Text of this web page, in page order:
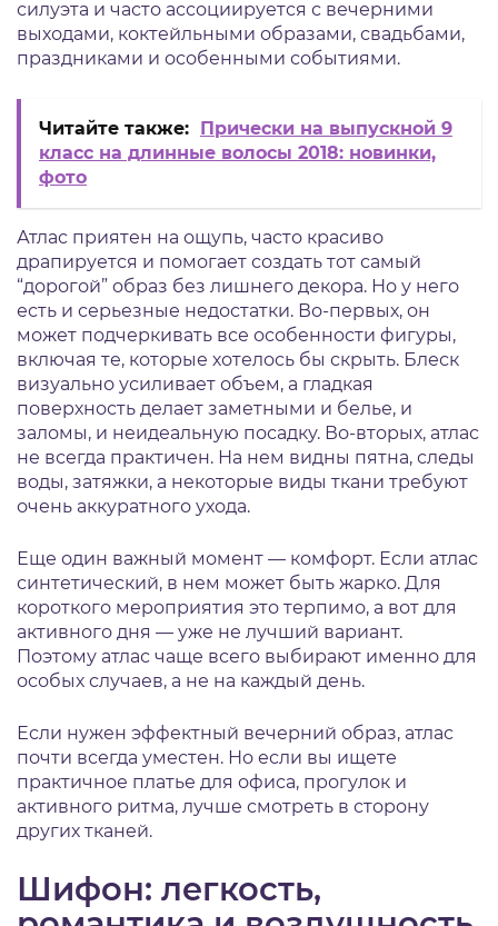
силуэта и часто ассоциируется с вечерними
выходами, коктейльными образами, свадьбами,
праздниками и особенными событиями.
Читайте также:
Прически на выпускной 9
класс на длинные волосы 2018: новинки,
фото
Атлас приятен на ощупь, часто красиво
драпируется и помогает создать тот самый
“дорогой” образ без лишнего декора. Но у него
есть и серьезные недостатки. Во-первых, он
может подчеркивать все особенности фигуры,
включая те, которые хотелось бы скрыть. Блеск
визуально усиливает объем, а гладкая
поверхность делает заметными и белье, и
заломы, и неидеальную посадку. Во-вторых, атлас
не всегда практичен. На нем видны пятна, следы
воды, затяжки, а некоторые виды ткани требуют
очень аккуратного ухода.
Еще один важный момент — комфорт. Если атлас
синтетический, в нем может быть жарко. Для
короткого мероприятия это терпимо, а вот для
активного дня — уже не лучший вариант.
Поэтому атлас чаще всего выбирают именно для
особых случаев, а не на каждый день.
Если нужен эффектный вечерний образ, атлас
почти всегда уместен. Но если вы ищете
практичное платье для офиса, прогулок и
активного ритма, лучше смотреть в сторону
других тканей.
Шифон: легкость,